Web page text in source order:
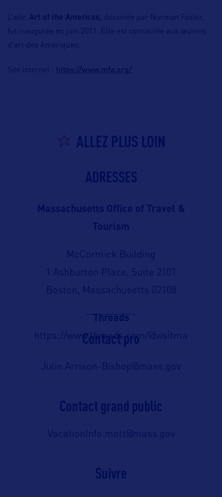
L’aile, Art of the Americas, dessinée par Norman Foster,
fut inaugurée en juin 2011. Elle est consacrée aux œuvres
d’art des Amériques.
Site internet : https://www.mfa.org/
ALLEZ PLUS LOIN
ADRESSES
Massachusetts Office of Travel &
Tourism
McCormick Building
1 Ashburton Place, Suite 2101
Boston, Massachusetts 02108
Threads
https://www.threads.com/@visitma
Contact pro
Julie.Arrison-Bishop@mass.gov
Contact grand public
VacationInfo.mott@mass.gov
Suivre